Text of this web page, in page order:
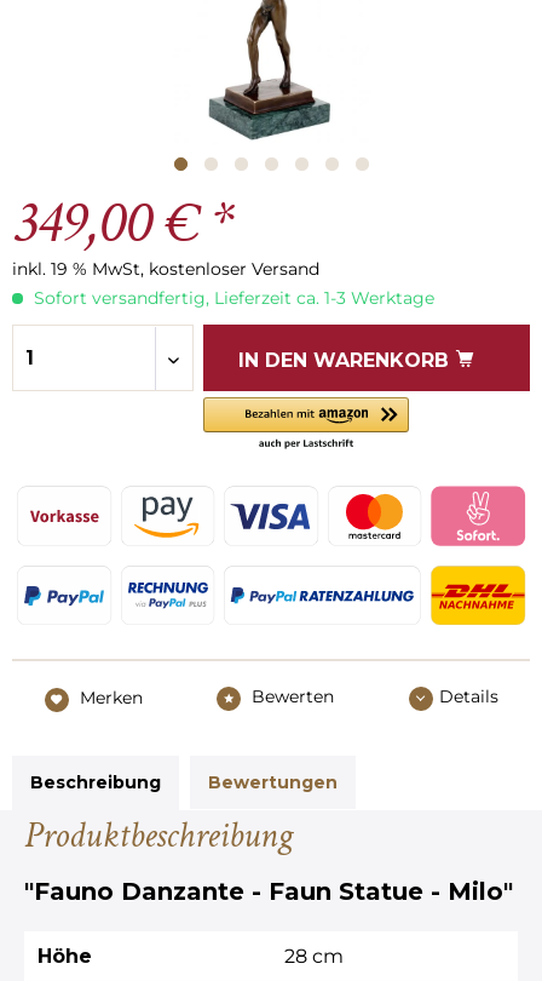
349,00 € *
inkl. 19 % MwSt, kostenloser Versand
Sofort versandfertig, Lieferzeit ca. 1-3 Werktage
IN DEN WARENKORB
Merken Bewerten Details
Beschreibung Bewertungen
Produktbeschreibung
"Fauno Danzante - Faun Statue - Milo"
Höhe 28 cm